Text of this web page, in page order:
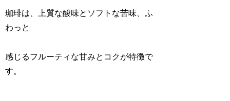
珈琲は、上質な酸味とソフトな苦味、ふ
わっと
感じるフルーティな甘みとコクが特徴で
す。